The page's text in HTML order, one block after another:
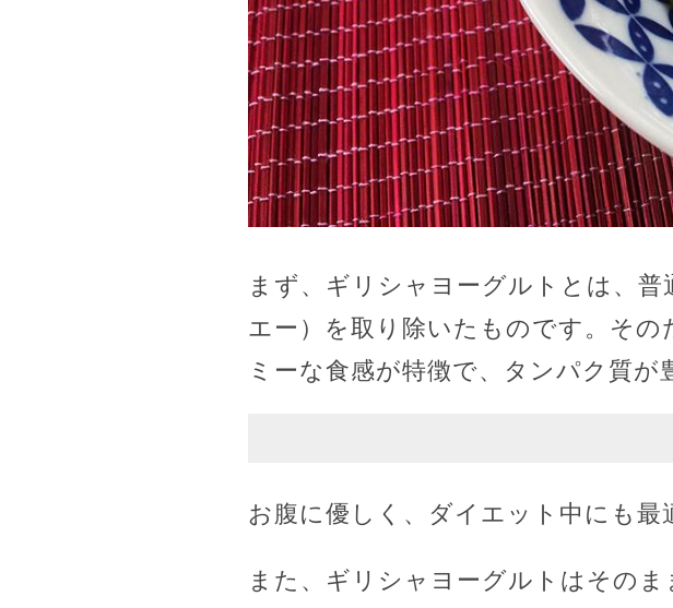
まず、ギリシャヨーグルトとは、
エー）を取り除いたものです。そ
ミーな食感が特徴で、タンパク質が
お腹に優しく、ダイエット中にも最
また、ギリシャヨーグルトはその